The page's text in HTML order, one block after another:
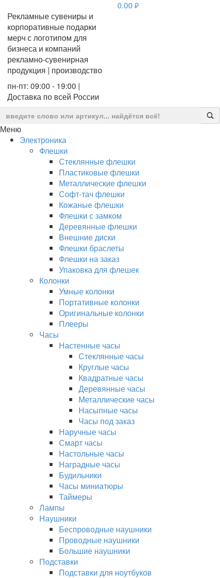
Рекламные сувениры и
корпоративные подарки
мерч с логотипом для
бизнеса и компаний
рекламно-сувенирная
продукция | производство
пн-пт: 09:00 - 19:00 |
Доставка по всей России
0.00 руб.
Меню
Электроника
Флешки
Стеклянные флешки
Пластиковые флешки
Металлические флешки
Софт-тач флешки
Кожаные флешки
Флешки с замком
Деревянные флешки
Внешние диски
Флешки браслеты
Флешки на заказ
Упаковка для флешек
Колонки
Умные колонки
Портативные колонки
Оригинальные колонки
Плееры
Часы
Настенные часы
Стеклянные часы
Круглые часы
Квадратные часы
Деревянные часы
Металлические часы
Насыпные часы
Часы под заказ
Наручные часы
Смарт часы
Настольные часы
Наградные часы
Будильники
Часы миниатюры
Таймеры
Лампы
Наушники
Беспроводные наушники
Проводные наушники
Большие наушники
Подставки
Подставки для ноутбуков